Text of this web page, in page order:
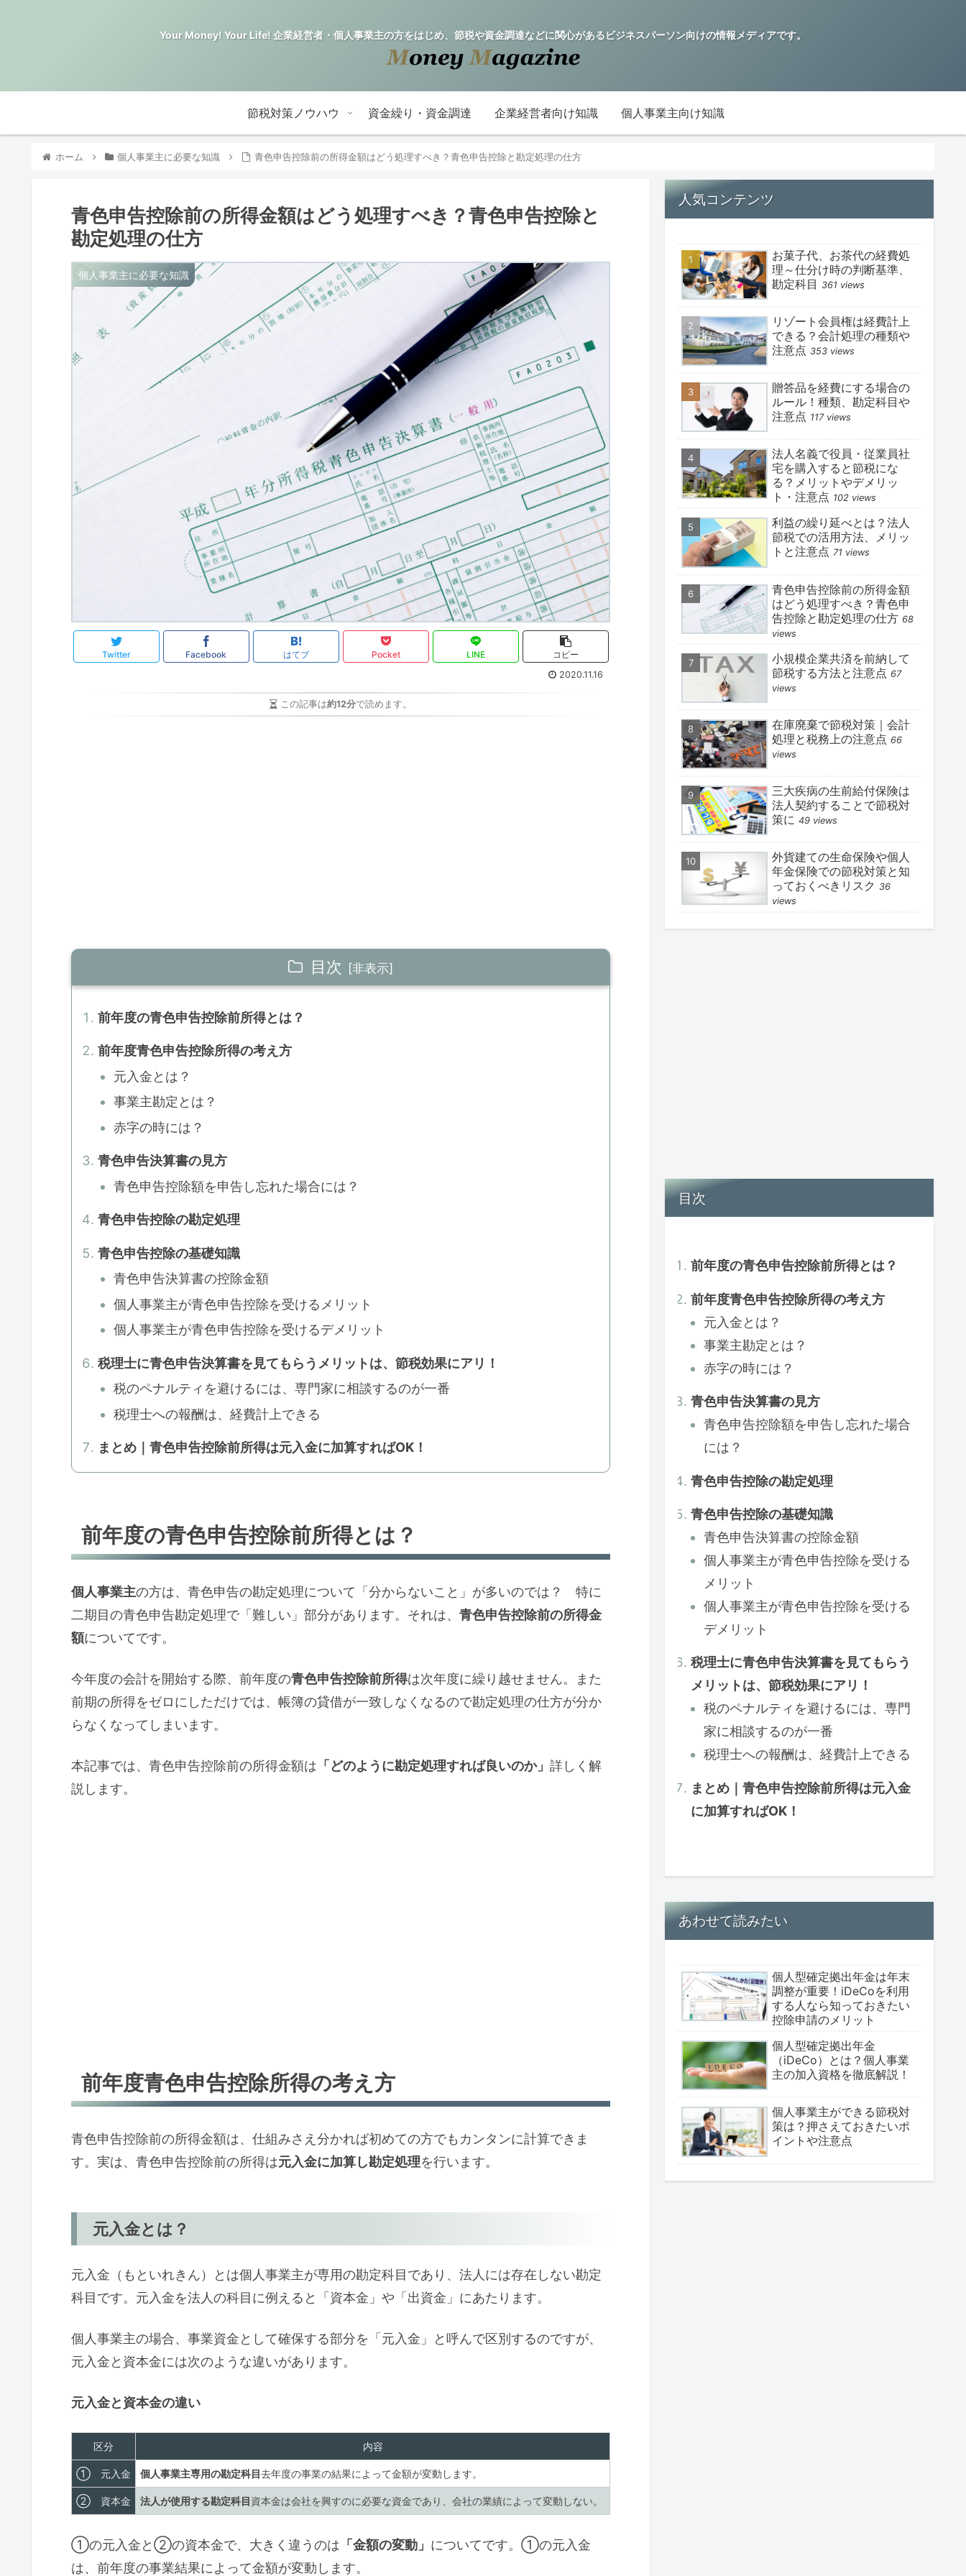
Your Money! Your Life! 企業経営者・個人事業主の方をはじめ、節税や資金調達などに関心があるビジネスパーソン向けの情報メディアです。
節税対策ノウハウ 資金繰り・資金調達 企業経営者向け知識 個人事業主向け知識
ホーム 個人事業主に必要な知識 青色申告控除前の所得金額はどう処理すべき？青色申告控除と勘定処理の仕方
青色申告控除前の所得金額はどう処理すべき？青色申告控除と
勘定処理の仕方
個人事業主に必要な知識
Twitter Facebook はてブ Pocket LINE
コピー
2020.11.16
この記事は約12分で読めます。
目次
前年度の青色申告控除前所得とは？
前年度青色申告控除所得の考え方
元入金とは？
事業主勘定とは？
赤字の時には？
青色申告決算書の見方
青色申告控除額を申告し忘れた場合には？
青色申告控除の勘定処理
青色申告控除の基礎知識
青色申告決算書の控除金額
個人事業主が青色申告控除を受けるメリット
個人事業主が青色申告控除を受けるデメリット
税理士に青色申告決算書を見てもらうメリットは、節税効果にアリ！
税のペナルティを避けるには、専門家に相談するのが一番
税理士への報酬は、経費計上できる
まとめ｜青色申告控除前所得は元入金に加算すればOK！
前年度の青色申告控除前所得とは？
個人事業主の方は、青色申告の勘定処理について「分からないこと」が多いのでは？ 特に
二期目の青色申告勘定処理で「難しい」部分があります。それは、 青色申告控除前の所得金
額についてです。
今年度の会計を開始する際、前年度の青色申告控除前所得は次年度に繰り越せません。また
前期の所得をゼロにしただけでは、帳簿の貸借が一致しなくなるので勘定処理の仕方が分か
らなくなってしまいます。
本記事では、青色申告控除前の所得金額は 「どのように勘定処理すれば良いのか」 詳しく解
説します。
前年度青色申告控除所得の考え方
青色申告控除前の所得金額は、仕組みさえ分かれば初めての方でもカンタンに計算できま
す。実は、青色申告控除前の所得は元入金に加算し勘定処理を行います。
元入金とは？
元入金（もといれきん）とは個人事業主が専用の勘定科目であり、法人には存在しない勘定
科目です。元入金を法人の科目に例えると「資本金」や「出資金」にあたります。
個人事業主の場合、事業資金として確保する部分を「元入金」と呼んで区別するのですが、
元入金と資本金には次のような違いがあります。
元入金と資本金の違い
区分 内容
① 元入金 個人事業主専用の勘定科目去年度の事業の結果によって金額が変動します。
② 資本金 法人が使用する勘定科目資本金は会社を興すのに必要な資金であり、会社の業績によって変動しない。
①の元入金と②の資本金で、大きく違うのは 「金額の変動」 についてです。①の元入金
は、前年度の事業結果によって金額が変動します。
人気コンテンツ
お菓子代、お茶代の経費処
理～仕分け時の判断基準、
勘定科目 361 views
リゾート会員権は経費計上
できる？会計処理の種類や
注意点 353 views
贈答品を経費にする場合の
ルール！種類、勘定科目や
注意点 117 views
法人名義で役員・従業員社
宅を購入すると節税にな
る？メリットやデメリッ
ト・注意点 102 views
利益の繰り延べとは？法人
節税での活用方法、メリッ
トと注意点 71 views
青色申告控除前の所得金額
はどう処理すべき？青色申
告控除と勘定処理の仕方 68
views
小規模企業共済を前納して
節税する方法と注意点 67
views
在庫廃棄で節税対策｜会計
処理と税務上の注意点 66
views
三大疾病の生前給付保険は
法人契約することで節税対
策に 49 views
外貨建ての生命保険や個人
年金保険での節税対策と知
っておくべきリスク 36
views
目次
前年度の青色申告控除前所得とは？
前年度青色申告控除所得の考え方
元入金とは？
事業主勘定とは？
赤字の時には？
青色申告決算書の見方
青色申告控除額を申告し忘れた場合
には？
青色申告控除の勘定処理
青色申告控除の基礎知識
青色申告決算書の控除金額
個人事業主が青色申告控除を受ける
メリット
個人事業主が青色申告控除を受ける
デメリット
税理士に青色申告決算書を見てもらう
メリットは、節税効果にアリ！
税のペナルティを避けるには、専門
家に相談するのが一番
税理士への報酬は、経費計上できる
まとめ｜青色申告控除前所得は元入金
に加算すればOK！
あわせて読みたい
個人型確定拠出年金は年末
調整が重要！iDeCoを利用
する人なら知っておきたい
控除申請のメリット
個人型確定拠出年金
（iDeCo）とは？個人事業
主の加入資格を徹底解説！
個人事業主ができる節税対
策は？押さえておきたいポ
イントや注意点